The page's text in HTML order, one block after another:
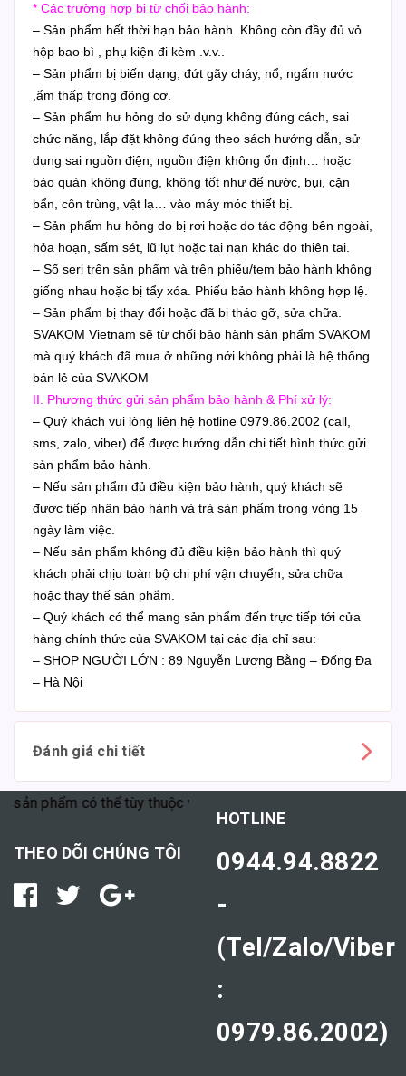
* Các trường hợp bị từ chối bảo hành:
– Sản phẩm hết thời hạn bảo hành. Không còn đầy đủ vỏ
hộp bao bì , phụ kiện đi kèm .v.v..
– Sản phẩm bị biến dạng, đứt gãy cháy, nổ, ngấm nước
,ẩm thấp trong động cơ.
– Sản phẩm hư hỏng do sử dụng không đúng cách, sai
chức năng, lắp đặt không đúng theo sách hướng dẫn, sử
dụng sai nguồn điện, nguồn điện không ổn định… hoặc
bảo quản không đúng, không tốt như để nước, bụi, cặn
bẩn, côn trùng, vật lạ… vào máy móc thiết bị.
– Sản phẩm hư hỏng do bị rơi hoặc do tác động bên ngoài,
hỏa hoạn, sấm sét, lũ lụt hoặc tai nạn khác do thiên tai.
– Số seri trên sản phẩm và trên phiếu/tem bảo hành không
giống nhau hoặc bị tẩy xóa. Phiếu bảo hành không hợp lệ.
– Sản phẩm bị thay đổi hoặc đã bị tháo gỡ, sửa chữa.
SVAKOM Vietnam sẽ từ chối bảo hành sản phẩm SVAKOM
mà quý khách đã mua ở những nới không phải là hệ thống
bán lẻ của SVAKOM
II. Phương thức gửi sản phẩm bảo hành & Phí xử lý:
– Quý khách vui lòng liên hệ hotline 0979.86.2002 (call,
sms, zalo, viber) để được hướng dẫn chi tiết hình thức gửi
sản phẩm bảo hành.
– Nếu sản phẩm đủ điều kiện bảo hành, quý khách sẽ
được tiếp nhận bảo hành và trả sản phẩm trong vòng 15
ngày làm việc.
– Nếu sản phẩm không đủ điều kiện bảo hành thì quý
khách phải chịu toàn bộ chi phí vận chuyển, sửa chữa
hoặc thay thế sản phẩm.
– Quý khách có thể mang sản phẩm đến trực tiếp tới cửa
hàng chính thức của SVAKOM tại các địa chỉ sau:
– SHOP NGƯỜI LỚN : 89 Nguyễn Lương Bằng – Đống Đa
– Hà Nội
Đánh giá chi tiết
có thể tùy thuộc vào cơ địa mỗi người."
THEO DÕI CHÚNG TÔI
HOTLINE
0944.94.8822
-
(Tel/Zalo/Viber
:
0979.86.2002)